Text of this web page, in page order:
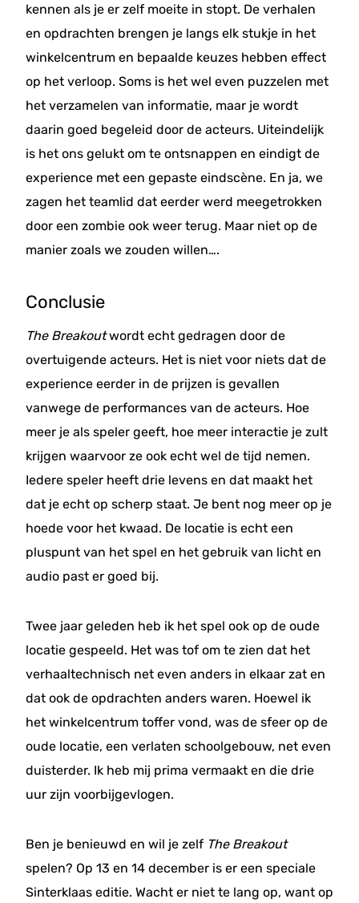
kennen als je er zelf moeite in stopt. De verhalen
en opdrachten brengen je langs elk stukje in het
winkelcentrum en bepaalde keuzes hebben effect
op het verloop. Soms is het wel even puzzelen met
het verzamelen van informatie, maar je wordt
daarin goed begeleid door de acteurs. Uiteindelijk
is het ons gelukt om te ontsnappen en eindigt de
experience met een gepaste eindscène. En ja, we
zagen het teamlid dat eerder werd meegetrokken
door een zombie ook weer terug. Maar niet op de
manier zoals we zouden willen….
Conclusie
The Breakoutwordt echt gedragen door de
overtuigende acteurs. Het is niet voor niets dat de
experience eerder in de prijzen is gevallen
vanwege de performances van de acteurs. Hoe
meer je als speler geeft, hoe meer interactie je zult
krijgen waarvoor ze ook echt wel de tijd nemen.
Iedere speler heeft drie levens en dat maakt het
dat je echt op scherp staat. Je bent nog meer op je
hoede voor het kwaad. De locatie is echt een
pluspunt van het spel en het gebruik van licht en
audio past er goed bij.
Twee jaar geleden heb ik het spel ook op de oude
locatie gespeeld. Het was tof om te zien dat het
verhaaltechnisch net even anders in elkaar zat en
dat ook de opdrachten anders waren. Hoewel ik
het winkelcentrum toffer vond, was de sfeer op de
oude locatie, een verlaten schoolgebouw, net even
duisterder. Ik heb mij prima vermaakt en die drie
uur zijn voorbijgevlogen.
Ben je benieuwd en wil je zelf The Breakout
spelen? Op 13 en 14 december is er een speciale
Sinterklaas editie. Wacht er niet te lang op, want op